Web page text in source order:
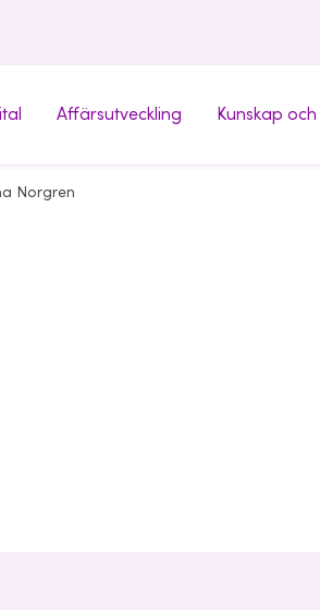
Affärsutveckling Kunskap
Norgren